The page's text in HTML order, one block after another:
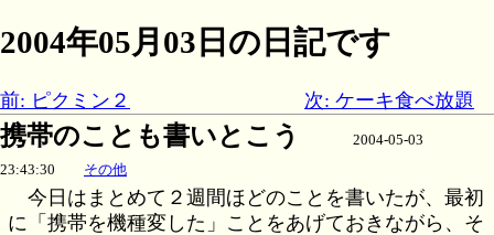
2004年05月03日の日記です
前: ピクミン２ 次: ケーキ食べ放題
携帯のことも書いとこう
2004-05-03
23:43:30 その他
今日はまとめて２週間ほどのことを書いたが、最初
に「携帯を機種変した」ことをあげておきながら、そ